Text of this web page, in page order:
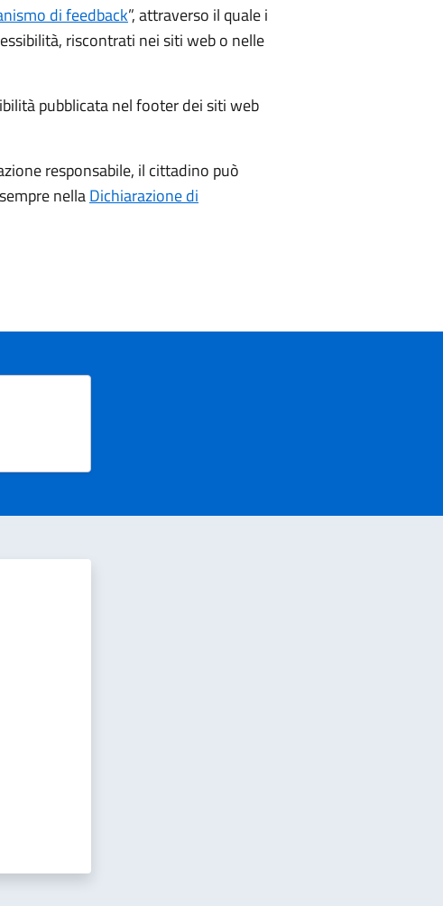
di feedback”, attraverso il quale i
riscontrati nei siti web o nelle
pubblicata nel footer dei siti web
responsabile, il cittadino può
nellaDichiarazione di